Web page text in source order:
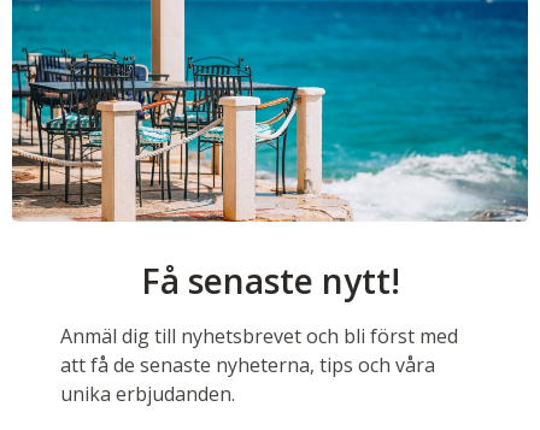
Få senaste nytt!
Anmäl dig till nyhetsbrevet och bli först med
att få de senaste nyheterna, tips och våra
unika erbjudanden.